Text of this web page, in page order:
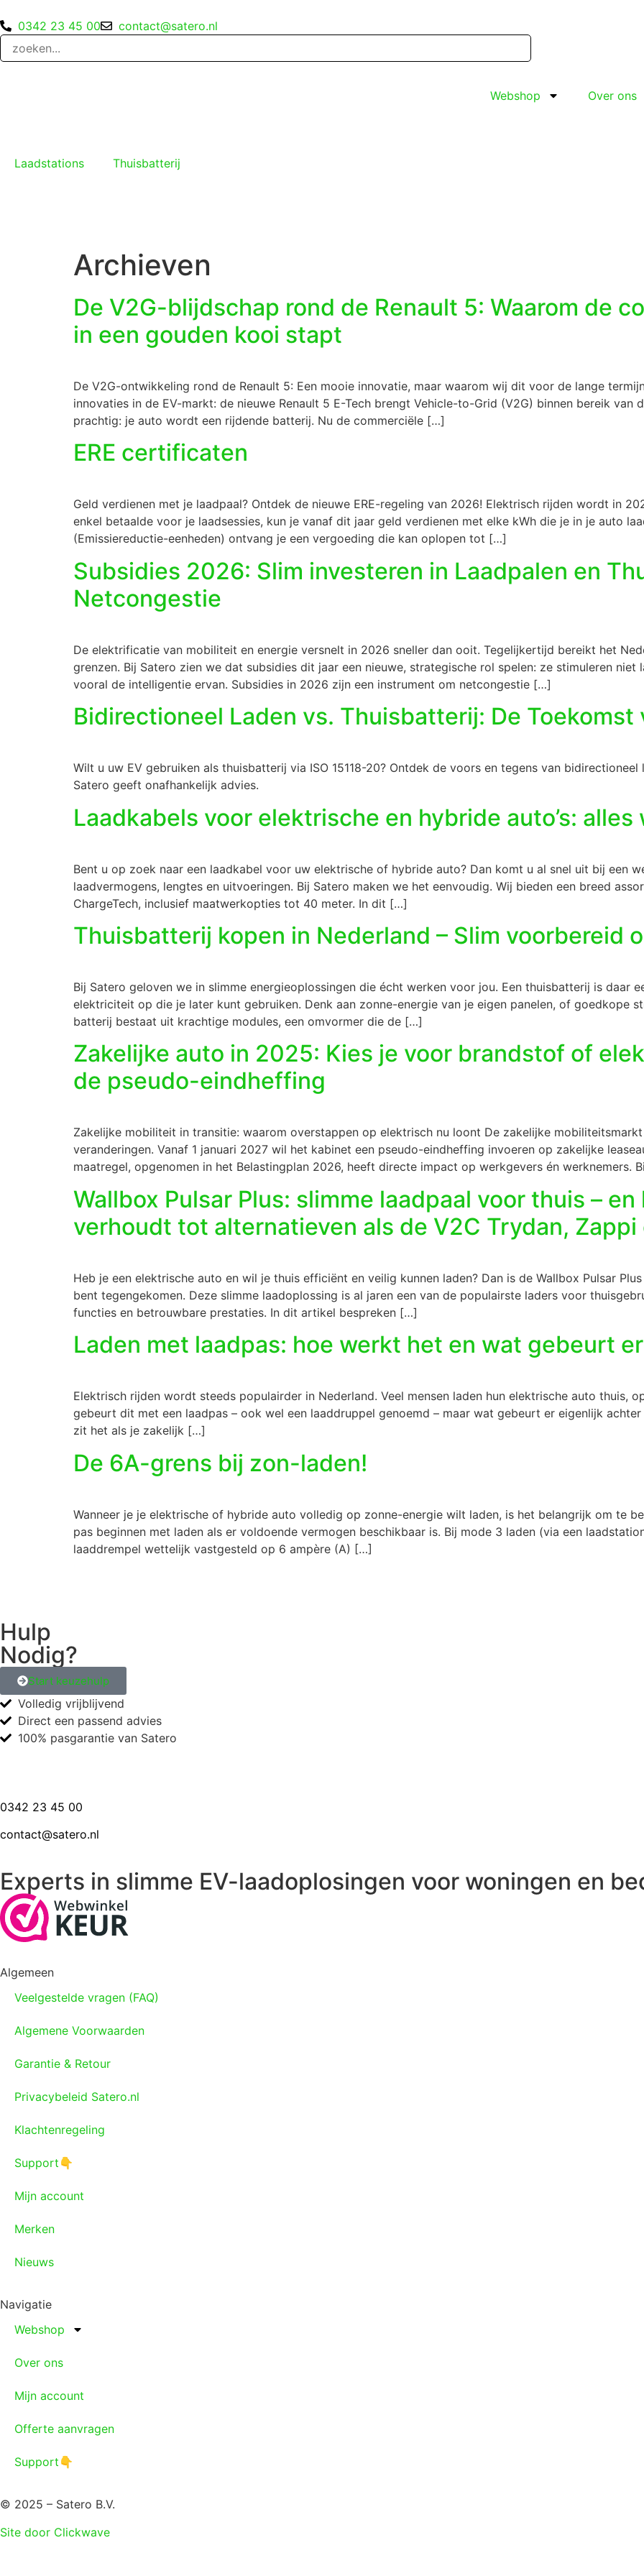
0342 23 45 00 contact@satero.nl
Webshop Over ons
Laadstations Thuisbatterij
Archieven
De V2G-blijdschap rond de Renault 5: Waarom de
in een gouden kooi stapt
De V2G-ontwikkeling rond de Renault 5: Een mooie innovatie, maar waarom wij dit voor de lange
innovaties in de EV-markt: de nieuwe Renault 5 E-Tech brengt Vehicle-to-Grid (V2G) binnen bereik van
prachtig: je auto wordt een rijdende batterij. Nu de commerciële […]
ERE certificaten
Geld verdienen met je laadpaal? Ontdek de nieuwe ERE-regeling van 2026! Elektrisch rijden wordt in
enkel betaalde voor je laadsessies, kun je vanaf dit jaar geld verdienen met elke kWh die je in je auto
(Emissiereductie-eenheden) ontvang je een vergoeding die kan oplopen tot […]
Subsidies 2026: Slim investeren in Laadpalen en
Netcongestie
De elektrificatie van mobiliteit en energie versnelt in 2026 sneller dan ooit. Tegelijkertijd bereikt het
grenzen. Bij Satero zien we dat subsidies dit jaar een nieuwe, strategische rol spelen: ze stimuleren niet
vooral de intelligentie ervan. Subsidies in 2026 zijn een instrument om netcongestie […]
Bidirectioneel Laden vs. Thuisbatterij: De Toekomst
Wilt u uw EV gebruiken als thuisbatterij via ISO 15118-20? Ontdek de voors en tegens van
Satero geeft onafhankelijk advies.
Laadkabels voor elektrische en hybride auto’s:
Bent u op zoek naar een laadkabel voor uw elektrische of hybride auto? Dan komt u al snel uit bij een
laadvermogens, lengtes en uitvoeringen. Bij Satero maken we het eenvoudig. Wij bieden een breed
ChargeTech, inclusief maatwerkopties tot 40 meter. In dit […]
Thuisbatterij kopen in Nederland – Slim voorbereid
Bij Satero geloven we in slimme energieoplossingen die écht werken voor jou. Een thuisbatterij is daar
elektriciteit op die je later kunt gebruiken. Denk aan zonne-energie van je eigen panelen, of goedkope
batterij bestaat uit krachtige modules, een omvormer die de […]
Zakelijke auto in 2025: Kies je voor brandstof of
de pseudo-eindheffing
Zakelijke mobiliteit in transitie: waarom overstappen op elektrisch nu loont De zakelijke
veranderingen. Vanaf 1 januari 2027 wil het kabinet een pseudo-eindheffing invoeren op zakelijke
maatregel, opgenomen in het Belastingplan 2026, heeft directe impact op werkgevers én werknemers.
Wallbox Pulsar Plus: slimme laadpaal voor thuis –
verhoudt tot alternatieven als de V2C Trydan, Zappi
Heb je een elektrische auto en wil je thuis efficiënt en veilig kunnen laden? Dan is de Wallbox Pulsar
bent tegengekomen. Deze slimme laadoplossing is al jaren een van de populairste laders voor
functies en betrouwbare prestaties. In dit artikel bespreken […]
Laden met laadpas: hoe werkt het en wat gebeurt
Elektrisch rijden wordt steeds populairder in Nederland. Veel mensen laden hun elektrische auto thuis,
gebeurt dit met een laadpas – ook wel een laaddruppel genoemd – maar wat gebeurt er eigenlijk achter
zit het als je zakelijk […]
De 6A-grens bij zon-laden!
Wanneer je je elektrische of hybride auto volledig op zonne-energie wilt laden, is het belangrijk om te
pas beginnen met laden als er voldoende vermogen beschikbaar is. Bij mode 3 laden (via een
laaddrempel wettelijk vastgesteld op 6 ampère (A) […]
Hulp
Nodig?
Start keuzehulp
Volledig vrijblijvend
Direct een passend advies
100% pasgarantie van Satero
0342 23 45 00
contact@satero.nl
Experts in slimme EV-laadoplosingen voor woningen en
Algemeen
Veelgestelde vragen (FAQ)
Algemene Voorwaarden
Garantie & Retour
Privacybeleid Satero.nl
Klachtenregeling
Support👇
Mijn account
Merken
Nieuws
Navigatie
Webshop
Over ons
Mijn account
Offerte aanvragen
Support👇
© 2025 – Satero B.V.
Site door Clickwave